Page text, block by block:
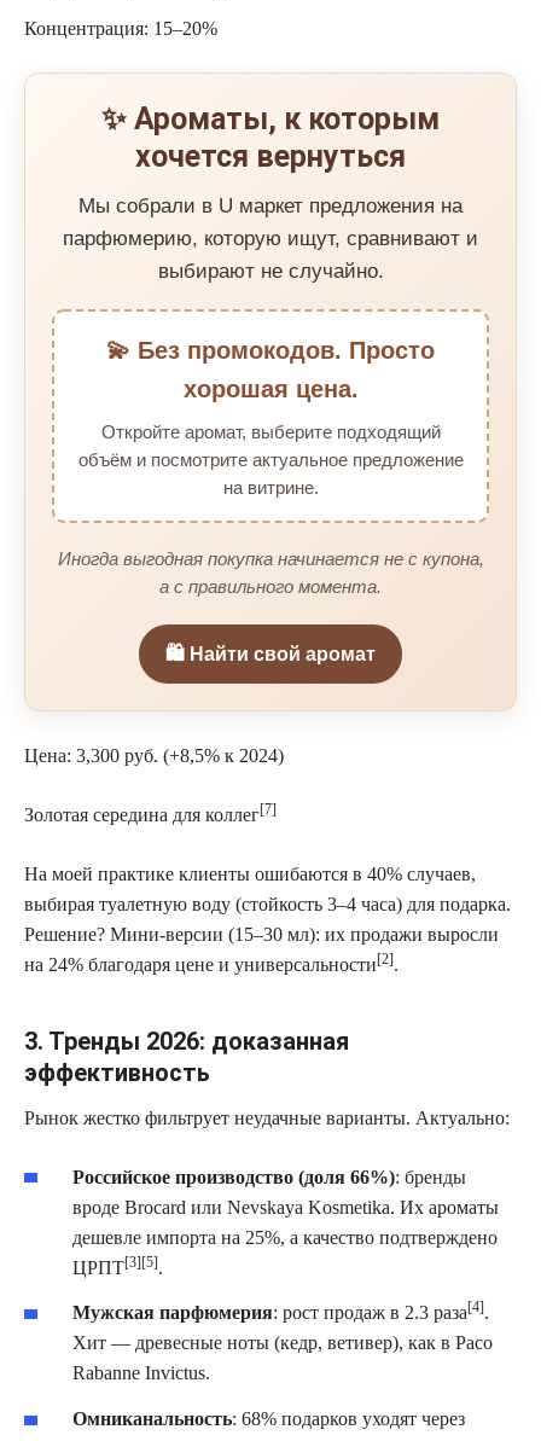
Концентрация: 15–20%
✨ Ароматы, к которым
хочется вернуться
Мы собрали в U маркет предложения на
парфюмерию, которую ищут, сравнивают и
выбирают не случайно.
💫 Без промокодов. Просто
хорошая цена.
Откройте аромат, выберите подходящий
объём и посмотрите актуальное предложение
на витрине.
Иногда выгодная покупка начинается не с купона,
а с правильного момента.
🛍️ Найти свой аромат
Цена: 3,300 руб. (+8,5% к 2024)
Золотая середина для коллег[7]
На моей практике клиенты ошибаются в 40% случаев,
выбирая туалетную воду (стойкость 3–4 часа) для подарка.
Решение? Мини-версии (15–30 мл): их продажи выросли
на 24% благодаря цене и универсальности[2].
3. Тренды 2026: доказанная
эффективность
Рынок жестко фильтрует неудачные варианты. Актуально:
Российское производство (доля 66%): бренды
вроде Brocard или Nevskaya Kosmetika. Их ароматы
дешевле импорта на 25%, а качество подтверждено
ЦРПТ[3][5].
Мужская парфюмерия: рост продаж в 2.3 раза[4].
Хит — древесные ноты (кедр, ветивер), как в Paco
Rabanne Invictus.
Омниканальность: 68% подарков уходят через